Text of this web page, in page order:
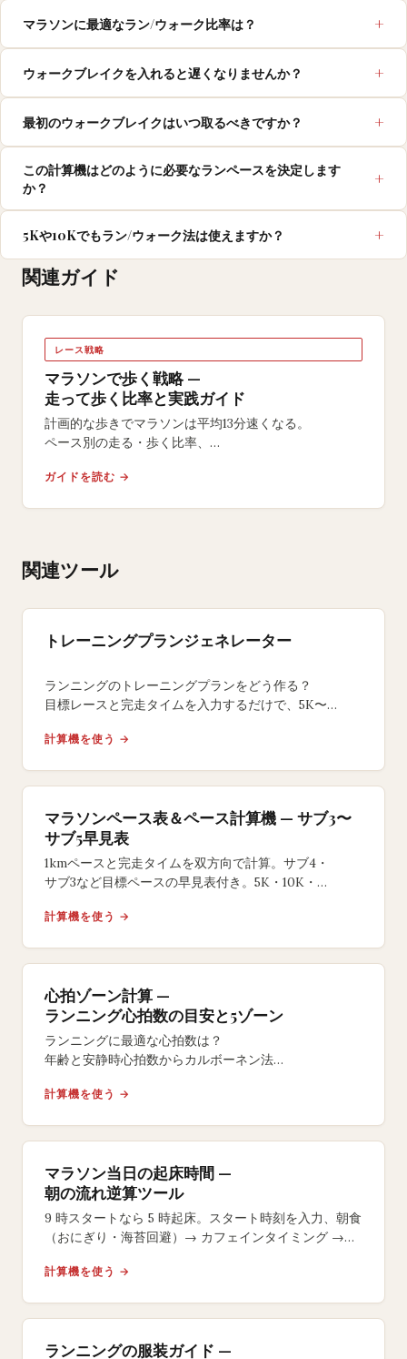
マラソンに最適なラン/ウォーク比率は？
ウォークブレイクを入れると遅くなりませんか？
最初のウォークブレイクはいつ取るべきですか？
この計算機はどのように必要なランペースを決定します
か？
5Kや10Kでもラン/ウォーク法は使えますか？
関連ガイド
レース戦略
マラソンで歩く戦略 —
走って歩く比率と実践ガイド
計画的な歩きでマラソンは平均13分速くなる。
ペース別の走る・歩く比率、
30km以降の崩壊を防ぐレース当日の実践法を解説。
ガイドを読む →
関連ツール
トレーニングプランジェネレーター
ランニングのトレーニングプランをどう作る？
目標レースと完走タイムを入力するだけで、5K〜
走行距離管理付きで自動生成。
計算機を使う →
マラソンペース表＆ペース計算機 — サブ3〜
サブ5早見表
1kmペースと完走タイムを双方向で計算。サブ4・
サブ3など目標ペースの早見表付き。5K・10K・
計算機を使う →
心拍ゾーン計算 —
ランニング心拍数の目安と5ゾーン
ランニングに最適な心拍数は？
年齢と安静時心拍数からカルボーネン法
脂肪燃焼ゾーンからVO2maxまで計算式と例つき。
計算機を使う →
マラソン当日の起床時間 —
朝の流れ逆算ツール
9 時スタートなら 5 時起床。スタート時刻を入力、朝食
（おにぎり・海苔回避）→ カフェインタイミング →
計算機を使う →
ランニングの服装ガイド —